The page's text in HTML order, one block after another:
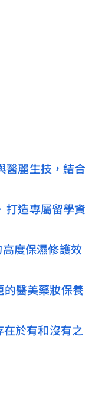
醫麗生技，結合
打造專屬留學資
度保濕修護效
醫美藥妝保養
在於有和沒有之